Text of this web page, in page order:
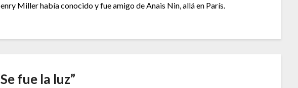
Miller había conocido y fue amigo de Anais Nin, allá en París.
Se fue la luz”